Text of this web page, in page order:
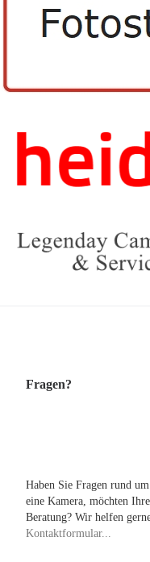
Fragen?
Haben Sie Fragen rund
eine Kamera, möchten
Beratung? Wir helfen
Kontaktformular...